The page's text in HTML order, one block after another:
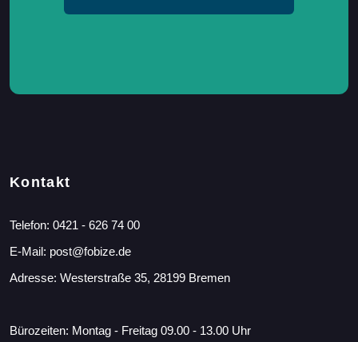
Kontakt
Telefon: 0421 - 626 74 00
E-Mail: post@fobize.de
Adresse: Westerstraße 35, 28199 Bremen
Bürozeiten: Montag - Freitag 09.00 - 13.00 Uhr